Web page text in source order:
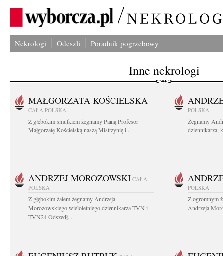
Nekrologi Odeszli Poradnik pogrzebowy
Inne nekrologi
MAŁGORZATA KOŚCIELSKA
CAŁA POLSKA
Z głębokim smutkiem żegnamy Panią Profesor
Małgorzatę Kościelską naszą Mistrzynię i...
POLSKA
Żegnamy
dziennikarza,
ANDRZEJ MOROZOWSKI CAŁA
POLSKA
Z głębokim żalem żegnamy Andrzeja
Morozowskiego wieloletniego dziennikarza TVN i
TVN24 Odszedł...
POLSKA
Z ogromnym
Andrzeja